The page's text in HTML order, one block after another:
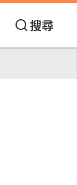
搜尋